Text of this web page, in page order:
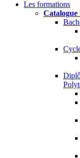
Les formations
Catalogue